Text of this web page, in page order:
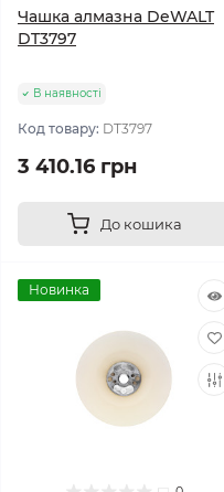
Чашка алмазна DeWALT
DT3797
В наявності
Код товару: DT3797
3 410.16 грн
До кошика
Новинка